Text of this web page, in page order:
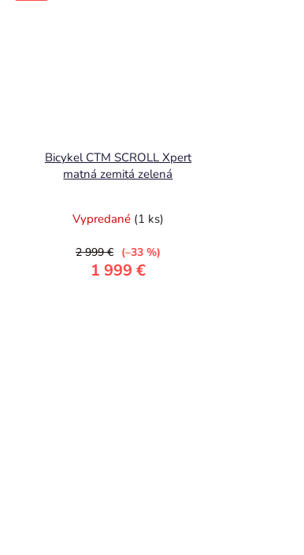
Bicykel CTM SCROLL Xpert
matná zemitá zelená
Vypredané (1 ks)
1 999 €
2 999 € (–33 %)